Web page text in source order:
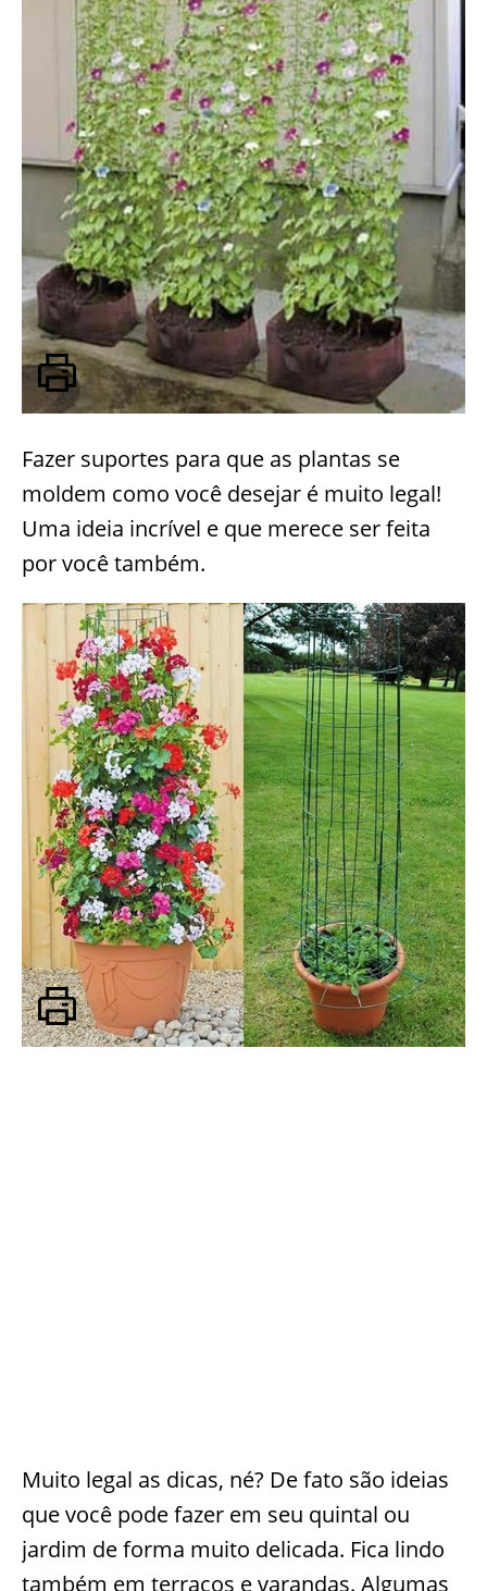
Fazer suportes para que as plantas se
moldem como você desejar é muito legal!
Uma ideia incrível e que merece ser feita
por você também.
Muito legal as dicas, né? De fato são ideias
que você pode fazer em seu quintal ou
jardim de forma muito delicada. Fica lindo
também em terraços e varandas. Algumas